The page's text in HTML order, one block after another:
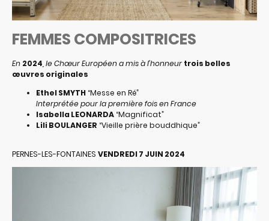
FEMMES COMPOSITRICES
En 2024 , le Chœur Européen a mis à l’honneur trois belles
œuvres originales
Ethel SMYTH “Messe en Ré”
Interprétée pour la première fois en France
Isabella LEONARDA “Magnificat”
Lili BOULANGER “Vieille prière bouddhique”
PERNES-LES-FONTAINES VENDREDI 7 JUIN 2024